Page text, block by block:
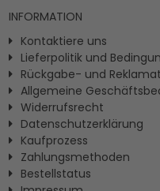
INFORMATION
Kontaktiere uns
Lieferpolitik und
Rückgabe- und
Allgemeine
Widerrufsrecht
Datenschutzerklärung
Kaufprozess
Zahlungsmethoden
Bestellstatus